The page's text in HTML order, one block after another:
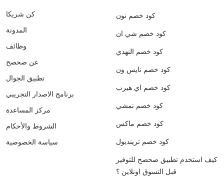
كن شريكا
المدونة
وظائف
عن صحصح
تطبيق الجوال
برنامج الاصدار التجريبي
مركز المساعدة
الشروط والأحكام
سياسة الخصوصية
كود خصم نون
كود خصم شي ان
كود خصم النهدي
كود خصم نايس ون
كود خصم اي هيرب
كود خصم نمشي
كود خصم ماكس
كود خصم ترينديول
كيف استخدم تطبيق صحصح للتوفير
قبل التسوق اونلاين ؟